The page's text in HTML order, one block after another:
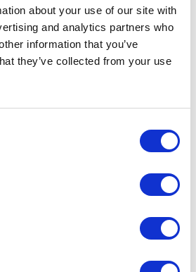
about your use of our site with
and analytics partners who
information that you’ve
they’ve collected from your use